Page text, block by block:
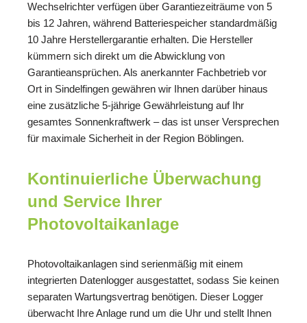
Wechselrichter verfügen über Garantiezeiträume von 5
bis 12 Jahren, während Batteriespeicher standardmäßig
10 Jahre Herstellergarantie erhalten. Die Hersteller
kümmern sich direkt um die Abwicklung von
Garantieansprüchen. Als anerkannter Fachbetrieb vor
Ort in Sindelfingen gewähren wir Ihnen darüber hinaus
eine zusätzliche 5-jährige Gewährleistung auf Ihr
gesamtes Sonnenkraftwerk – das ist unser Versprechen
für maximale Sicherheit in der Region Böblingen.
Kontinuierliche Überwachung
und Service Ihrer
Photovoltaikanlage
Photovoltaikanlagen sind serienmäßig mit einem
integrierten Datenlogger ausgestattet, sodass Sie keinen
separaten Wartungsvertrag benötigen. Dieser Logger
überwacht Ihre Anlage rund um die Uhr und stellt Ihnen